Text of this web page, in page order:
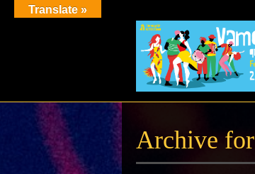
Archive for
02
Translate »